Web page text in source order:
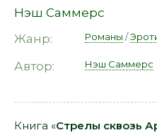
Нэш Саммерс
Жанр:
Романы /
Автор: Нэш Саммерс
Книга «Стрелы сквозь